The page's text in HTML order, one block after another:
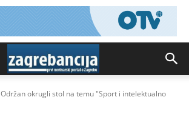
Održan okrugli stol na temu "Sport i intelektualno